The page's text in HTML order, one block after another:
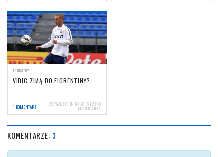
TRANSFERY
VIDIC ZIMĄ DO FIORENTINY?
1 KOMENTARZ 23 PAŹDZIERNIKA 2015 | 23:48
MAREK SUDOŁ
KOMENTARZE: 3